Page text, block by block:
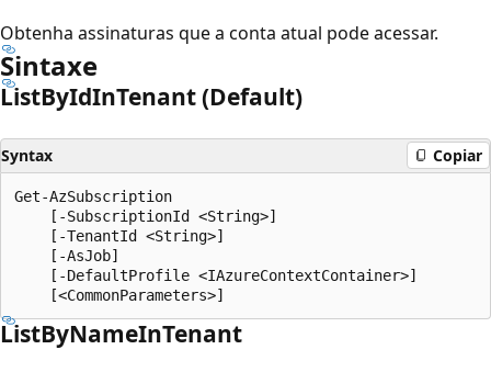
Obtenha assinaturas que a conta atual pode acessar.
Sintaxe
ListByIdInTenant (Default)
Syntax Copiar
Get-AzSubscription
    [-SubscriptionId <String>]
    [-TenantId <String>]
    [-AsJob]
    [-DefaultProfile <IAzureContextContainer>]
ListByNameInTenant